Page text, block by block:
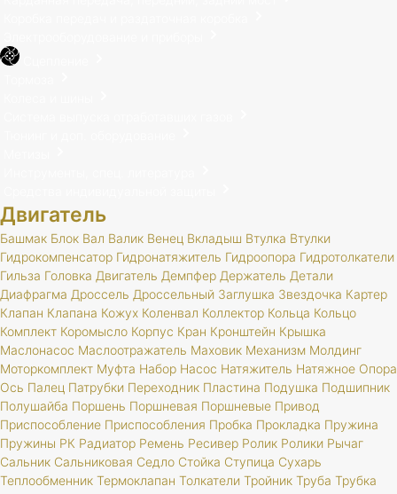
Двигатель
Башмак Блок Вал Валик Венец Вкладыш Втулка Втулки
Гидрокомпенсатор Гидронатяжитель Гидроопора Гидротолкатели
Гильза Головка Двигатель Демпфер Держатель Детали
Диафрагма Дроссель Дроссельный Заглушка Звездочка Картер
Клапан Клапана Кожух Коленвал Коллектор Кольца Кольцо
Комплект Коромысло Корпус Кран Кронштейн Крышка
Маслонасос Маслоотражатель Маховик Механизм Молдинг
Моторкомплект Муфта Набор Насос Натяжитель Натяжное Опора
Ось Палец Патрубки Переходник Пластина Подушка Подшипник
Полушайба Поршень Поршневая Поршневые Привод
Приспособление Приспособления Пробка Прокладка Пружина
Пружины РК Радиатор Ремень Ресивер Ролик Ролики Рычаг
Сальник Сальниковая Седло Стойка Ступица Сухарь
Теплообменник Термоклапан Толкатели Тройник Труба Трубка